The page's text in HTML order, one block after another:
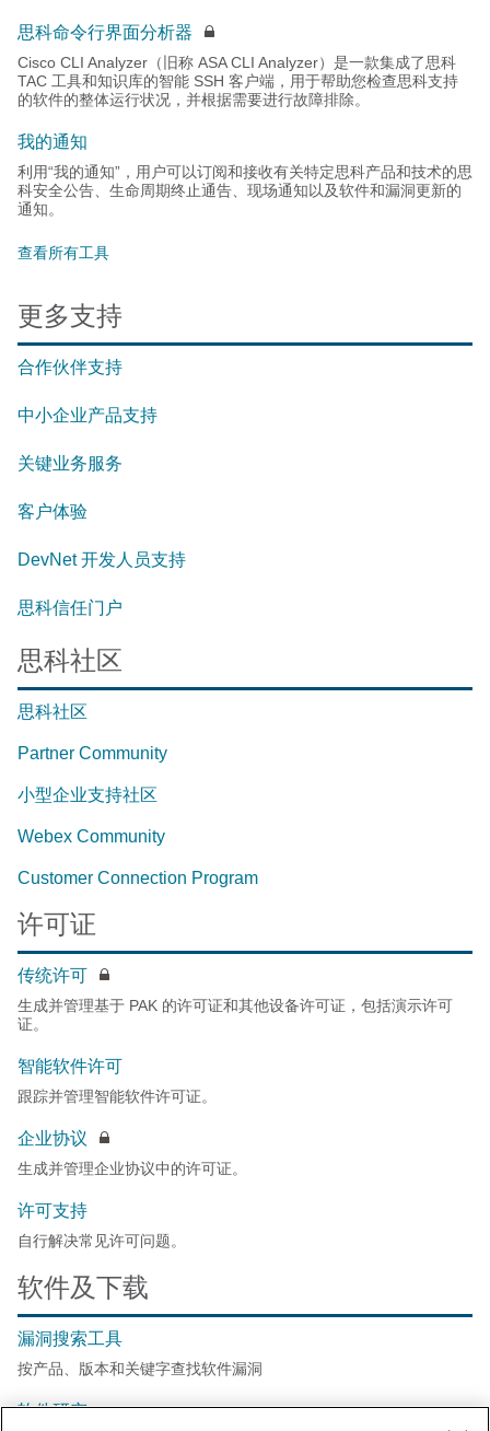
思科命令行界面分析器
Cisco CLI Analyzer（旧称 ASA CLI Analyzer）是一款集成了思科
TAC 工具和知识库的智能 SSH 客户端，用于帮助您检查思科支持
的软件的整体运行状况，并根据需要进行故障排除。
我的通知
利用“我的通知”，用户可以订阅和接收有关特定思科产品和技术的思
科安全公告、生命周期终止通告、现场通知以及软件和漏洞更新的
通知。
查看所有工具
更多支持
合作伙伴支持
中小企业产品支持
关键业务服务
客户体验
DevNet 开发人员支持
思科信任门户
思科社区
思科社区
Partner Community
小型企业支持社区
Webex Community
Customer Connection Program
许可证
传统许可
生成并管理基于 PAK 的许可证和其他设备许可证，包括演示许可
证。
智能软件许可
跟踪并管理智能软件许可证。
企业协议
生成并管理企业协议中的许可证。
许可支持
自行解决常见许可问题。
软件及下载
漏洞搜索工具
按产品、版本和关键字查找软件漏洞
软件研究